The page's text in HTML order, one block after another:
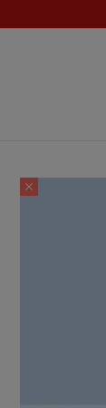
Sabu di